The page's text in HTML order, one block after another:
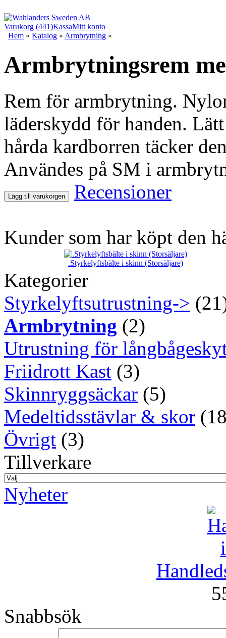
Varukorg (441)KassaMitt konto
Hem » Katalog » Armbrytning »
Armbrytningsrem
Rem för armbrytning.
läderskydd för handen.
hårda kardborren täcker
Användes på SM i
Lägg till varukorgen Recensioner
Kunder som har köpt den
.Styrkelyftsbälte i skinn (Storsäljare)
Kategorier
Styrkelyftsutrustning->
Armbrytning (2)
Utrustning för
Friidrott Kast (3)
Skinnryggsäckar (5)
Medeltidsstävlar & skor
Övrigt (3)
Tillverkare
Nyheter
Snabbsök